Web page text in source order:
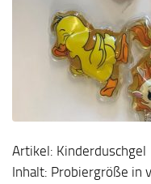
Artikel: Kinderduschgel
Inhalt: Probiergröße in